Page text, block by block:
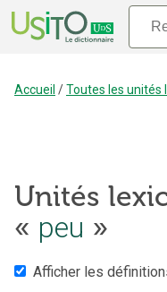
Accueil /Toutes les unités
Unités
« peu »
Afficher les